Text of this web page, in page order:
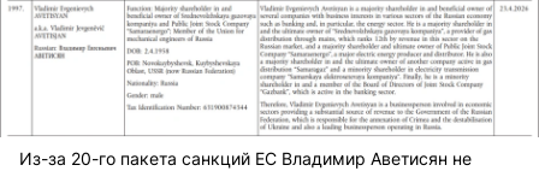
Из-за 20-го пакета санкций ЕС Владимир Аветисян не